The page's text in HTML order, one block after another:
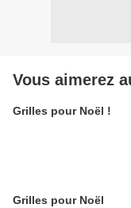
Vous aimerez
Grilles pour Noël !
Grilles pour Noël